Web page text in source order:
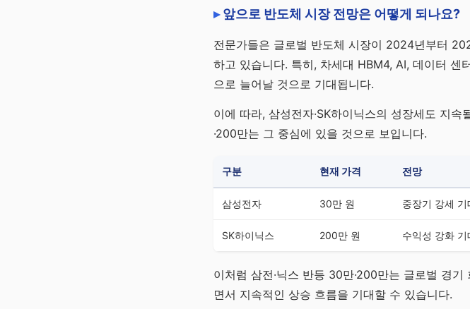
앞으로 반도체 시장 전망은 어떻게 되나요?
전문가들은 글로벌 반도체 시장이 2024년부터
하고 있습니다. 특히, 차세대 HBM4, AI, 데이터 센
으로 늘어날 것으로 기대됩니다.
이에 따라, 삼성전자·SK하이닉스의 성장세도 지
·200만는 그 중심에 있을 것으로 보입니다.
구분 현재 가격 전망
삼성전자 30만 원 중장기 강세 기
SK하이닉스 200만 원 수익성 강화 기
이처럼 삼전·닉스 반등 30만·200만는 글로벌 경
면서 지속적인 상승 흐름을 기대할 수 있습니다.